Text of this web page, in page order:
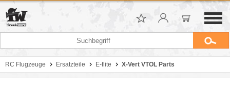
RC Flugzeuge Ersatzteile E-flite X-Vert VTOL Parts